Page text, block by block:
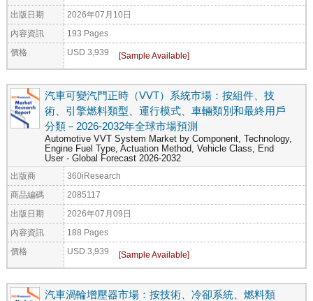
出版日期 2026年07月10日
內容資訊 193 Pages
價格 USD 3,939
汽車可變汽門正時（VVT）系統市場：按組件、技
術、引擎燃料類型、運行模式、車輛類別和最終用戶
分類－2026-2032年全球市場預測
Automotive VVT System Market by Component, Technology,
Engine Fuel Type, Actuation Method, Vehicle Class, End
User - Global Forecast 2026-2032
出版商 360iResearch
商品編碼 2085117
出版日期 2026年07月09日
內容資訊 188 Pages
價格 USD 3,939
汽車渦輪增壓器市場：按技術、冷卻系統、燃料類